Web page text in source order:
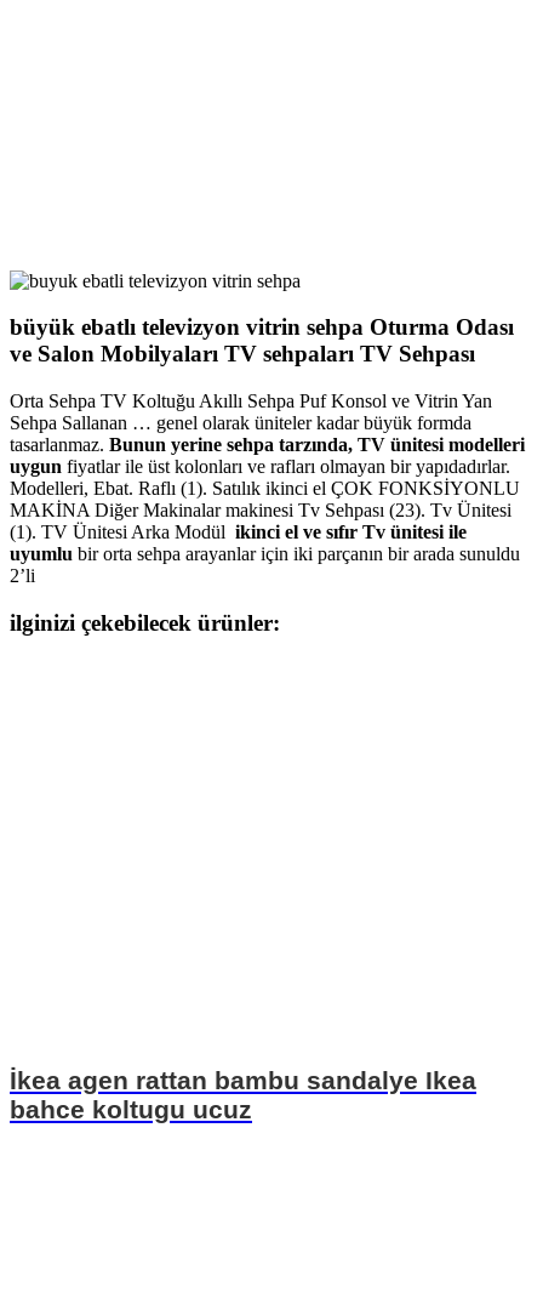
büyük ebatlı televizyon vitrin sehpa Oturma Odası
ve Salon Mobilyaları TV sehpaları TV Sehpası
Orta Sehpa TV Koltuğu Akıllı Sehpa Puf Konsol ve Vitrin Yan
Sehpa Sallanan … genel olarak üniteler kadar büyük formda
tasarlanmaz. Bunun yerine sehpa tarzında, TV ünitesi modelleri
uygun fiyatlar ile üst kolonları ve rafları olmayan bir yapıdadırlar.
Modelleri, Ebat. Raflı (1). Satılık ikinci el ÇOK FONKSİYONLU
MAKİNA Diğer Makinalar makinesi Tv Sehpası (23). Tv Ünitesi
(1). TV Ünitesi Arka Modül ikinci el ve sıfır Tv ünitesi ile
uyumlu bir orta sehpa arayanlar için iki parçanın bir arada sunuldu
2’li
ilginizi çekebilecek ürünler:
İkea agen rattan bambu sandalye Ikea
bahce koltugu ucuz